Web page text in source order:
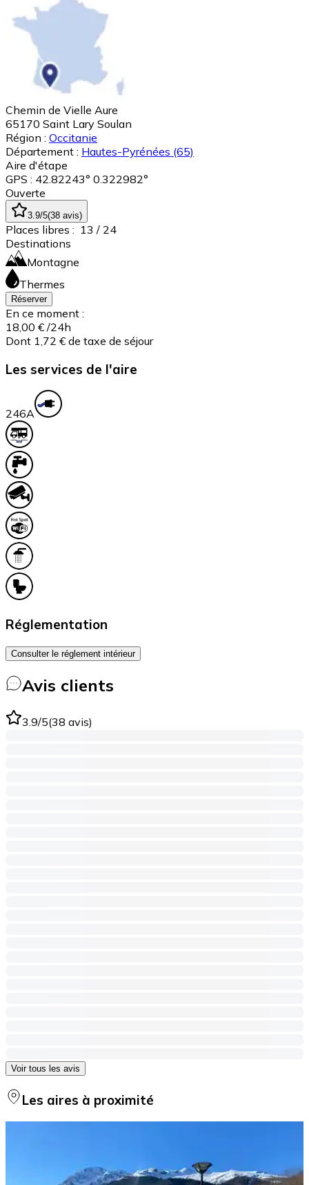
Chemin de Vielle Aure
65170 Saint Lary Soulan
Région : Occitanie
Département : Hautes-Pyrénées (65)
Aire d'étape
GPS : 42.82243° 0.322982°
Ouverte
3.9/5(38 avis)
Places libres : 13 / 24
Destinations
Montagne
Thermes
Réserver
En ce moment :
18,00 € /24h
Dont 1,72 € de taxe de séjour
Les services de l'aire
246A
Réglementation
Consulter le réglement intérieur
Avis clients
3.9/5(38 avis)
Voir tous les avis
Les aires à proximité